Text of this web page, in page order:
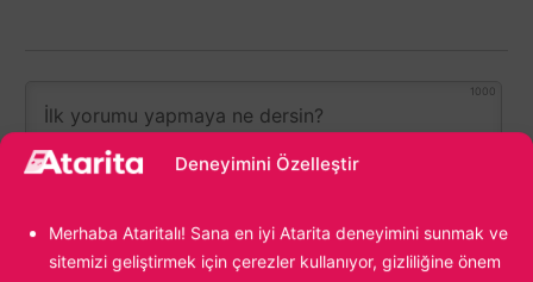
Deneyimini Özelleştir
Merhaba Ataritalı! Sana en iyi Atarita deneyimini sunmak ve
sitemizi geliştirmek için çerezler kullanıyor, gizliliğine önem
1000